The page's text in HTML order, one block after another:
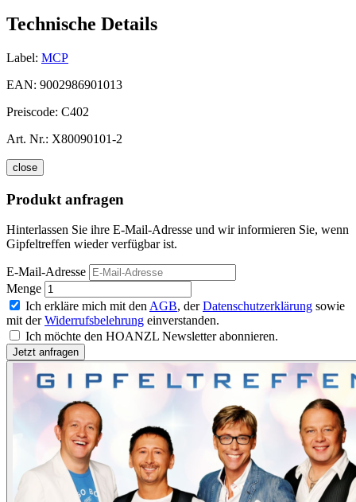
Technische Details
Label: MCP
EAN: 9002986901013
Preiscode: C402
Art. Nr.: X80090101-2
close
Produkt anfragen
Hinterlassen Sie ihre E-Mail-Adresse und wir informieren Sie, wenn
Gipfeltreffen wieder verfügbar ist.
E-Mail-Adresse
Menge
Ich erkläre mich mit den AGB, derDatenschutzerklärung sowie
mit derWiderrufsbelehrung einverstanden.
Ich möchte den HOANZL Newsletter abonnieren.